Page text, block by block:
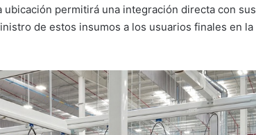
permitirá una integración directa con sus
de estos insumos a los usuarios finales en la